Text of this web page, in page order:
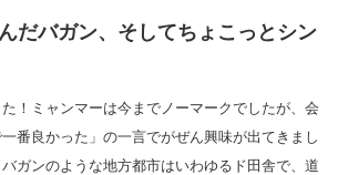
だバガン、そしてちょこっとシン
！ミャンマーは今までノーマークでしたが、会
番良かった」の一言でがぜん興味が出てきまし
ガンのような地方都市はいわゆるド田舎で、道